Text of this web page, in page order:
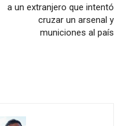
a un extranjero que intentó
cruzar un arsenal y
municiones al país